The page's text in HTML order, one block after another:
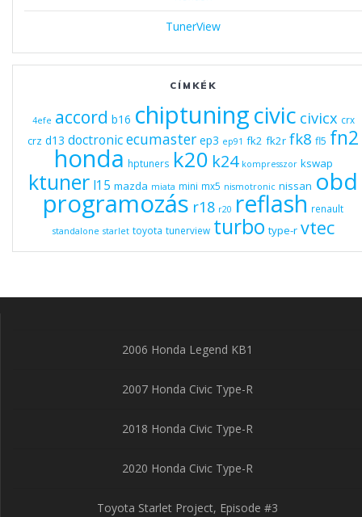
TunerView
CÍMKÉK
4efe accord b16 chiptuningcivic civicx crx
crz d13 doctronicecumaster ep3 ep91 fk2 fk2r fk8 fl5 fn2
honda hptuners k20 k24 kompresszor kswap
ktuner l15 mazda miata mini mx5 nismotronic nissan obd
programozás r18 r20 reflash renault
standalone starlet toyota tunerview turbo type-r vtec
2006 Honda Legend KB1
2007 Honda Civic Type-R
2018 Honda Civic Type-R
2020 Honda Civic Type-R
Toyota Starlet Project, Episode #3